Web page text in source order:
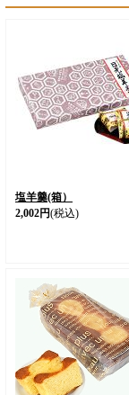
塩羊羹(箱）
2,002円(税込)